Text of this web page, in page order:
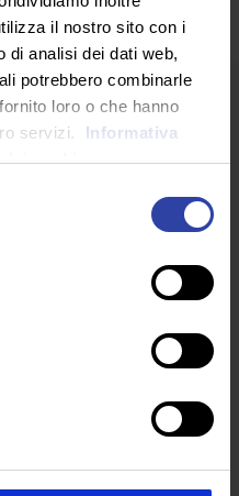
il nostro sito con i
di analisi dei dati web,
potrebbero combinarle
loro o che hanno
servizi.
Informativa
cookie
RECENTI